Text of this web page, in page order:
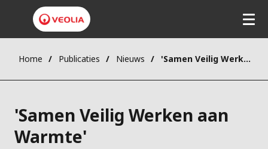
Overslaan
de
gaanHome Publicaties Nieuws 'Samen Veilig Werken aan Warmte'
'Samen Veilig Werken aan
Warmte'